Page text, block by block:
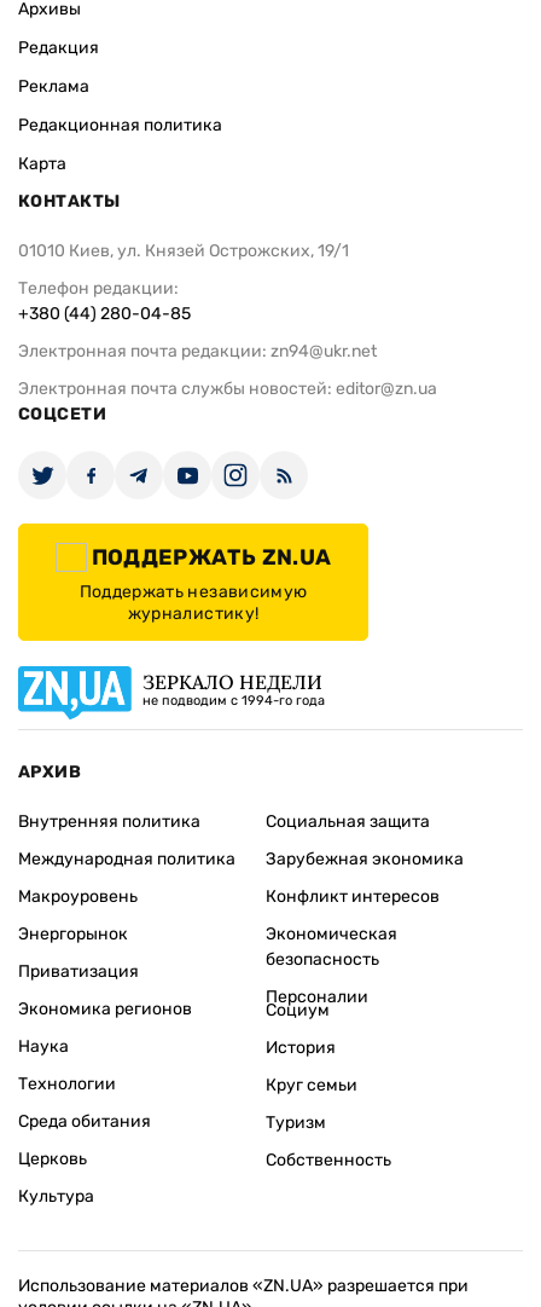
Архивы
Редакция
Реклама
Редакционная политика
Карта
КОНТАКТЫ
01010 Киев, ул. Князей Острожских, 19/1
Телефон редакции:
+380 (44) 280-04-85
Электронная почта редакции: zn94@ukr.net
Электронная почта службы новостей: editor@zn.ua
СОЦСЕТИ
ПОДДЕРЖАТЬ ZN.UA
Поддержать независимую
журналистику!
ЗЕРКАЛО НЕДЕЛИ
не подводим с 1994-го года
АРХИВ
Внутренняя политика
Международная политика
Макроуровень
Энергорынок
Приватизация
Экономика регионов
Социальная защита
Зарубежная экономика
Конфликт интересов
Экономическая
безопасность
Персоналии
Наука
Технологии
Среда обитания
Церковь
Культура
Социум
История
Круг семьи
Туризм
Собственность
Использование материалов «ZN.UA» разрешается при